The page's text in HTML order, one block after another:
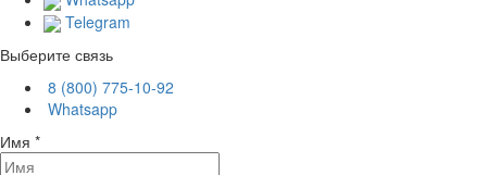
Telegram
Выберите связь
8 (800) 775-10-92
Whatsapp
Имя *